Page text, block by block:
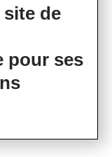
de
pour ses